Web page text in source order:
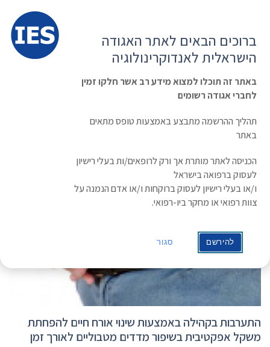
הרשמה ועדכון נתונים
כניסת חברים
ראשי »
Journal Club
BMI
התערבות בקהילה באמצעות שינוי אורח חיים להפחתת
משקל אפקטיבית בשיפור מדדים מטבוליים לאורך זמן
ברוכים הבאים לאתר האגודה
הישראלית לאנדוקרינולוגיה
באתר זה תוכלו למצוא מידע רב אשר חלקו זמין
לחברי אגודה רשומים
תהליך ההרשמה מתבצע באמצעות טופס מתאים
באתר
הכניסה לאתר מותרת אך ורק לרופאים/ות בעלי רישיון
לעסוק ברפואה בישראל
ו/או בעלי רישיון לעסוק ברוקחות ו/או אדם הנמנה על
צוות רפואי או מחקר ביו-רפואי.
להירשם סגור